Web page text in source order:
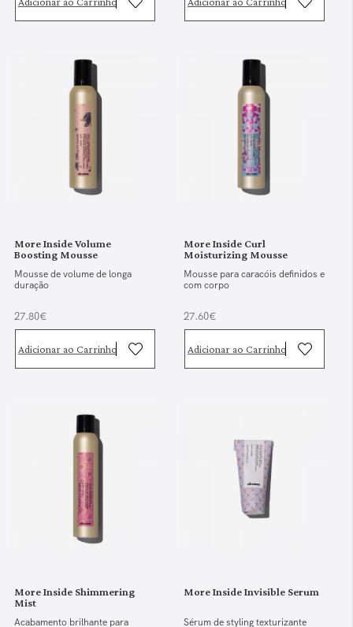
More Inside Volume
Boosting Mousse
Mousse de volume de longa
duração
27.80€
Adicionar ao Carrinho
More Inside Curl
Moisturizing Mousse
Mousse para caracóis definidos e
com corpo
27.60€
Adicionar ao Carrinho
More Inside Shimmering
Mist
Acabamento brilhante para
More Inside Invisible Serum
Sérum de styling texturizante